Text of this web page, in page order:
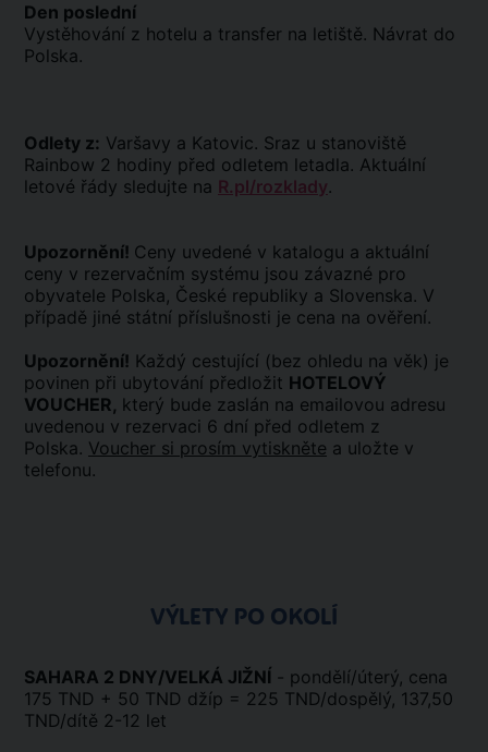
Den poslední
Vystěhování z hotelu a transfer na letiště. Návrat do
Polska.
Odlety z: Varšavy a Katovic. Sraz u stanoviště
Rainbow 2 hodiny před odletem letadla. Aktuální
letové řády sledujte na R.pl/rozklady.
Upozornění! Ceny uvedené v katalogu a aktuální
ceny v rezervačním systému jsou závazné pro
obyvatele Polska, České republiky a Slovenska. V
případě jiné státní příslušnosti je cena na ověření.
Upozornění! Každý cestující (bez ohledu na věk) je
povinen při ubytování předložit HOTELOVÝ
VOUCHER, který bude zaslán na emailovou adresu
uvedenou v rezervaci 6 dní před odletem z
Polska. Voucher si prosím vytiskněte a uložte v
telefonu.
VÝLETY PO OKOLÍ
SAHARA 2 DNY/VELKÁ JIŽNÍ - pondělí/úterý, cena
175 TND + 50 TND džíp = 225 TND/dospělý, 137,50
TND/dítě 2-12 let